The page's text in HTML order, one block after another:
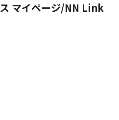
マイページ/NN Link